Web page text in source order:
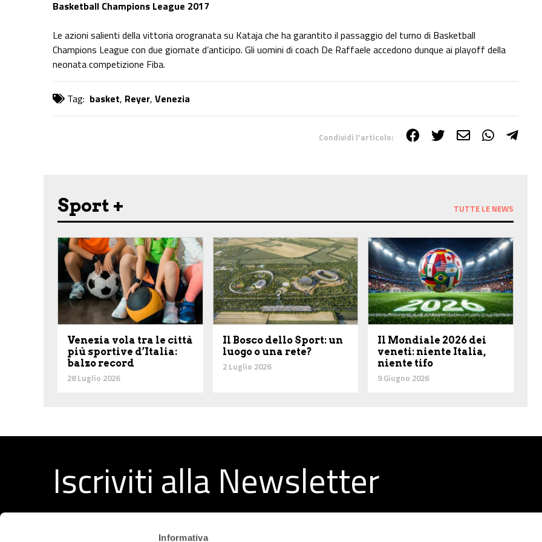
Informativa
Basketball Champions League 2017
Le azioni salienti della vittoria orogranata su Kataja che ha garantito il passaggio del turno di Basketball
Champions League con due giornate d’anticipo. Gli uomini di coach De Raffaele accedono dunque ai playoff della
neonata competizione Fiba.
Tag: basket, Reyer, Venezia
Condividi l'articolo:
Sport + TUTTE LE NEWS
Venezia vola tra le città
più sportive d’Italia:
balzo record
28 Luglio 2026
Il Bosco dello Sport: un
luogo o una rete?
2 Luglio 2026
Il Mondiale 2026 dei
veneti: niente Italia,
niente tifo
9 Giugno 2026
Iscriviti alla Newsletter